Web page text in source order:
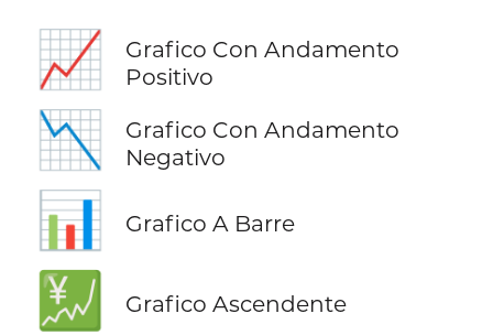
📈
Grafico Con Andamento
Positivo
📉
Grafico Con Andamento
Negativo
📊 Grafico A Barre
💹 Grafico Ascendente